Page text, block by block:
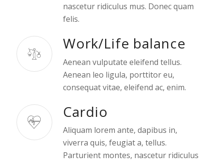
nascetur ridiculus mus. Donec quam
felis.
Work/Life balance
Aenean vulputate eleifend tellus.
Aenean leo ligula, porttitor eu,
consequat vitae, eleifend ac, enim.
Cardio
Aliquam lorem ante, dapibus in,
viverra quis, feugiat a, tellus.
Parturient montes, nascetur ridiculus